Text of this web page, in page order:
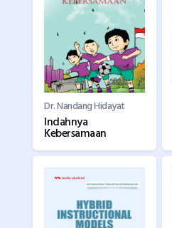
Dr. Nandang Hidayat
Indahnya
Kebersamaan